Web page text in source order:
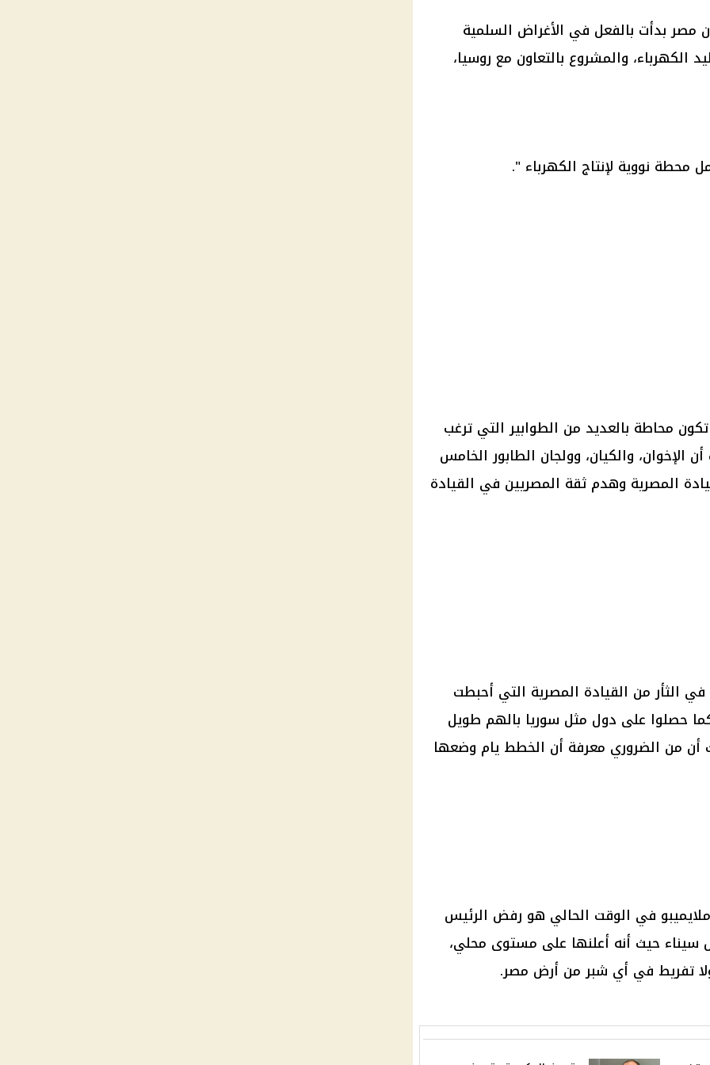
بدأت بالفعل في الأغراض السلمية
الكهرباء، والمشروع بالتعاون مع روسيا،
نووية لإنتاج الكهرباء ".
محاطة بالعديد من الطوابير التي ترغب
والكيان، وولجان الطابور الخامس
المصرية وهدم ثقة المصريين في القيادة
في الثأر من القيادة المصرية التي أحبطت
على دول مثل سوريا بالهم طويل
أن من الضروري معرفة أن الخطط يام وضعها
في الوقت الحالي هو رفض الرئيس
حيث أنه أعلنها على مستوى محلي،
تفريط في أي شبر من أرض مصر.